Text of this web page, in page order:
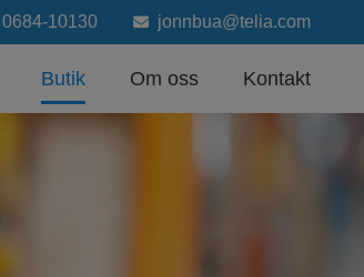
0684-10130 jonnbua@telia.com
Butik Om oss Kontakt